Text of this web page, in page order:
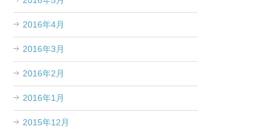
2016年4月
2016年3月
2016年2月
2016年1月
2015年12月